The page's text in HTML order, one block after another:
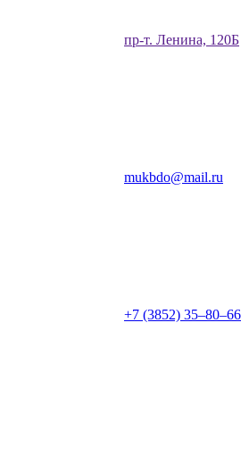
​пр-т. Ленина, 120Б​
mukbdo@mail.ru
+7 (3852) 35‒80‒66